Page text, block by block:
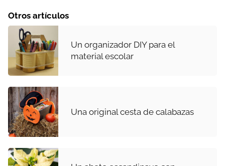
Otros artículos
Un organizador DIY para el
material escolar
Una original cesta de calabazas